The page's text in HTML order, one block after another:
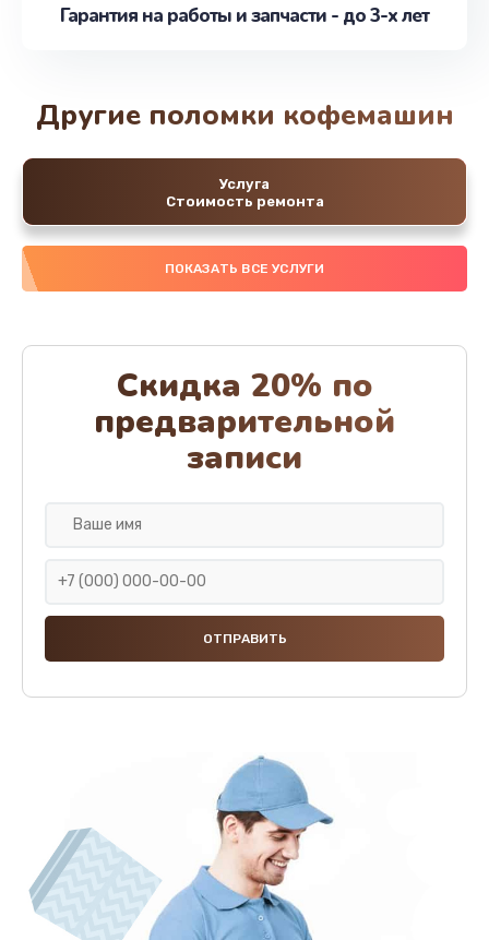
Гарантия на работы и запчасти - до 3-х лет
Другие поломки кофемашин
Услуга
Стоимость ремонта
ПОКАЗАТЬ ВСЕ УСЛУГИ
Скидка 20% по
предварительной
записи